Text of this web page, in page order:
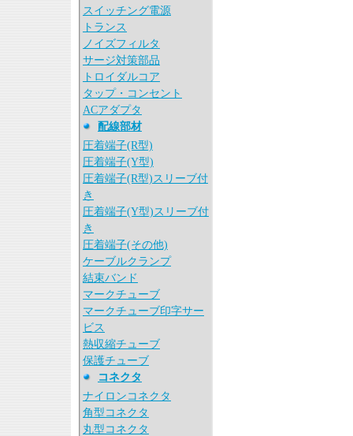
スイッチング電源
トランス
ノイズフィルタ
サージ対策部品
トロイダルコア
タップ・コンセント
ACアダプタ
配線部材
圧着端子(R型)
圧着端子(Y型)
圧着端子(R型)スリーブ付
き
圧着端子(Y型)スリーブ付
き
圧着端子(その他)
ケーブルクランプ
結束バンド
マークチューブ
マークチューブ印字サー
ビス
熱収縮チューブ
保護チューブ
コネクタ
ナイロンコネクタ
角型コネクタ
丸型コネクタ